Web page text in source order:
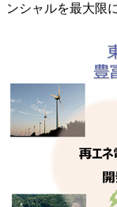
ンシャルを最大限